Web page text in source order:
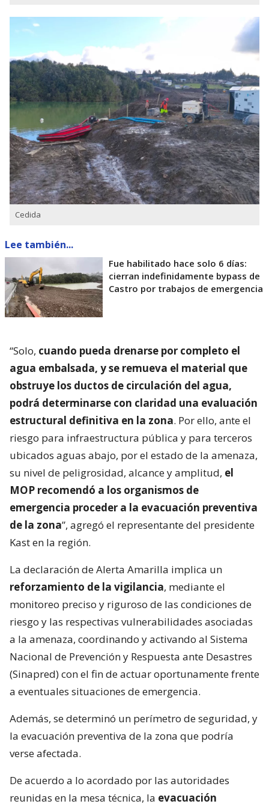
Cedida
Lee también...
Fue habilitado hace solo 6 días:
cierran indefinidamente bypass de
Castro por trabajos de emergencia
“Solo, cuando pueda drenarse por completo el
agua embalsada, y se remueva el material que
obstruye los ductos de circulación del agua,
podrá determinarse con claridad una evaluación
estructural definitiva en la zona. Por ello, ante el
riesgo para infraestructura pública y para terceros
ubicados aguas abajo, por el estado de la amenaza,
su nivel de peligrosidad, alcance y amplitud, el
MOP recomendó a los organismos de
emergencia proceder a la evacuación preventiva
de la zona”, agregó el representante del presidente
Kast en la región.
La declaración de Alerta Amarilla implica un
reforzamiento de la vigilancia, mediante el
monitoreo preciso y riguroso de las condiciones de
riesgo y las respectivas vulnerabilidades asociadas
a la amenaza, coordinando y activando al Sistema
Nacional de Prevención y Respuesta ante Desastres
(Sinapred) con el fin de actuar oportunamente frente
a eventuales situaciones de emergencia.
Además, se determinó un perímetro de seguridad, y
la evacuación preventiva de la zona que podría
verse afectada.
De acuerdo a lo acordado por las autoridades
reunidas en la mesa técnica, la evacuación